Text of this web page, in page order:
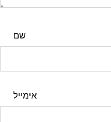
שם
אימייל